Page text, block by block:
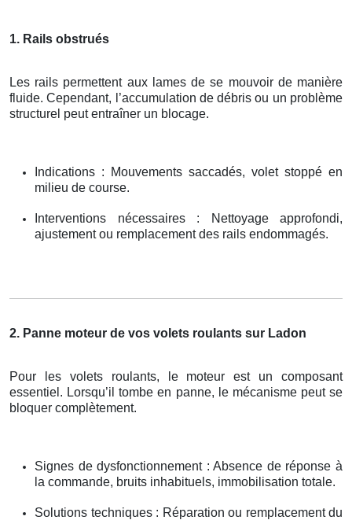
1. Rails obstrués
Les rails permettent aux lames de se mouvoir de manière
fluide. Cependant, l’accumulation de débris ou un problème
structurel peut entraîner un blocage.
Indications : Mouvements saccadés, volet stoppé en
milieu de course.
Interventions nécessaires : Nettoyage approfondi,
ajustement ou remplacement des rails endommagés.
2. Panne moteur de vos volets roulants sur Ladon
Pour les volets roulants, le moteur est un composant
essentiel. Lorsqu’il tombe en panne, le mécanisme peut se
bloquer complètement.
Signes de dysfonctionnement : Absence de réponse à
la commande, bruits inhabituels, immobilisation totale.
Solutions techniques : Réparation ou remplacement du